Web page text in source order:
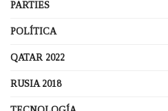
PARTIES
POLÍTICA
QATAR 2022
RUSIA 2018